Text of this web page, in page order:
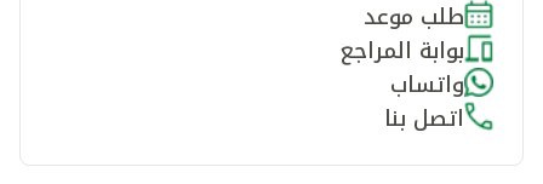
طلب موعد
بوابة المراجع
واتساب
اتصل بنا